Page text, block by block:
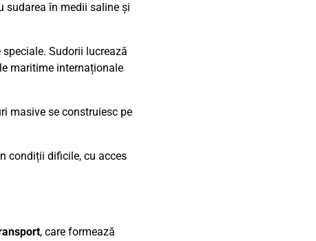
sudarea în medii saline și
Sudorii lucrează
maritime internaționale
masive se construiesc pe
condiții dificile, cu acces
, care formează